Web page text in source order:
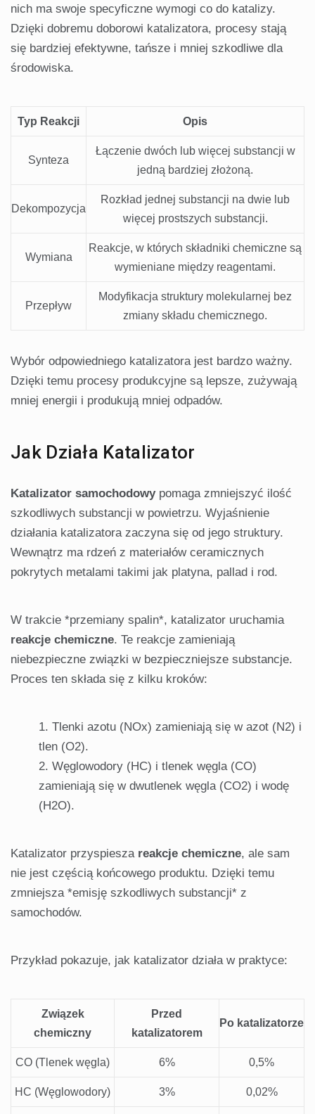
nich ma swoje specyficzne wymogi co do katalizy.
Dzięki dobremu doborowi katalizatora, procesy stają
się bardziej efektywne, tańsze i mniej szkodliwe dla
środowiska.
Typ Reakcji Opis
Synteza
Łączenie dwóch lub więcej substancji w
jedną bardziej złożoną.
Dekompozycja
Rozkład jednej substancji na dwie lub
więcej prostszych substancji.
Wymiana
Reakcje, w których składniki chemiczne są
wymieniane między reagentami.
Przepływ
Modyfikacja struktury molekularnej bez
zmiany składu chemicznego.
Wybór odpowiedniego katalizatora jest bardzo ważny.
Dzięki temu procesy produkcyjne są lepsze, zużywają
mniej energii i produkują mniej odpadów.
Jak Działa Katalizator
Katalizator samochodowypomaga zmniejszyć ilość
szkodliwych substancji w powietrzu. Wyjaśnienie
działania katalizatora zaczyna się od jego struktury.
Wewnątrz ma rdzeń z materiałów ceramicznych
pokrytych metalami takimi jak platyna, pallad i rod.
W trakcie *przemiany spalin*, katalizator uruchamia
reakcje chemiczne. Te reakcje zamieniają
niebezpieczne związki w bezpieczniejsze substancje.
Proces ten składa się z kilku kroków:
Tlenki azotu (NOx) zamieniają się w azot (N2) i
tlen (O2).
Węglowodory (HC) i tlenek węgla (CO)
zamieniają się w dwutlenek węgla (CO2) i wodę
(H2O).
Katalizator przyspiesza reakcje chemiczne, ale sam
nie jest częścią końcowego produktu. Dzięki temu
zmniejsza *emisję szkodliwych substancji* z
samochodów.
Przykład pokazuje, jak katalizator działa w praktyce:
Związek
chemiczny
Przed
katalizatorem
Po katalizatorze
CO (Tlenek węgla) 6% 0,5%
HC (Węglowodory) 3% 0,02%